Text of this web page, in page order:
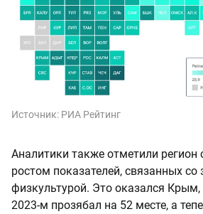
Источник: РИА Рейтинг
Аналитики также отметили
ростом показателей, связанных со
физкультурой. Это оказался
2023-м прозябал на 52 месте, а